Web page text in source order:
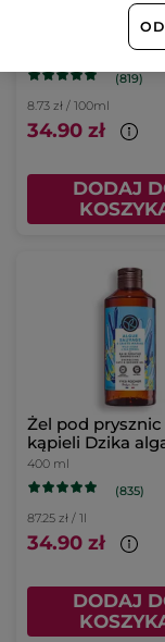
Żel pod prysznic
kąpieli Werbena
cytrynowa &
rumianku 400
(819)
8.73 zł / 100ml
34.90 zł
DODAJ
Żel pod prysznic
kąpieli Dzika
Koper morski
400 ml
(835)
87.25 zł / 1l
34.90 zł
DODAJ